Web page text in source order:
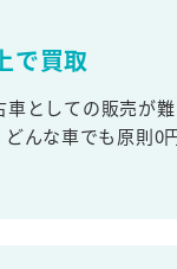
で買取
としての販売が
んな車でも原則0